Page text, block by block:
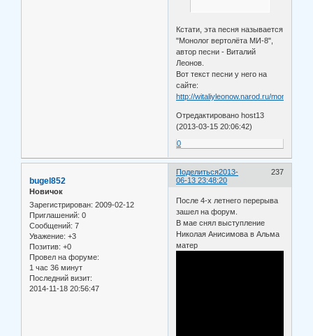
Кстати, эта песня называется
"Монолог вертолёта МИ-8",
автор песни - Виталий
Леонов.
Вот текст песни у него на
сайте:
http://witaliyleonow.narod.ru/mon.html
Отредактировано host13
(2013-03-15 20:06:42)
0
Поделиться 237
2013-
06-13 23:48:20
bugel852
Новичок
Зарегистрирован: 2009-02-12
Приглашений: 0
Сообщений: 7
Уважение: +3
Позитив: +0
Провел на форуме:
1 час 36 минут
Последний визит:
2014-11-18 20:56:47
После 4-х летнего перерыва
зашел на форум.
В мае снял выступление
Николая Анисимова в Альма
матер